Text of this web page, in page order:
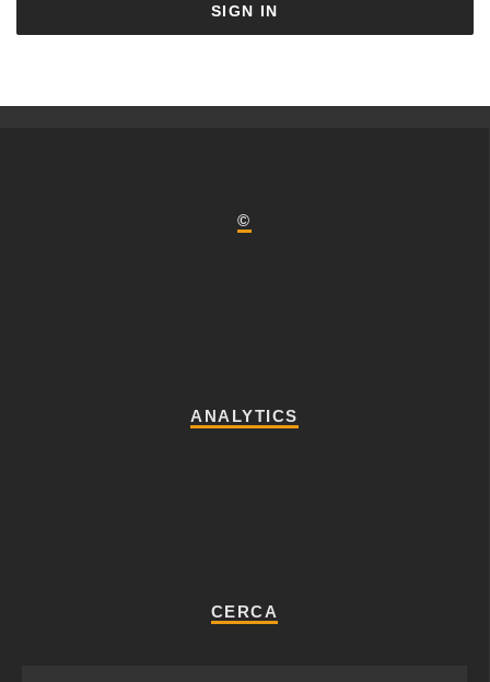
SIGN IN
©
ANALYTICS
CERCA